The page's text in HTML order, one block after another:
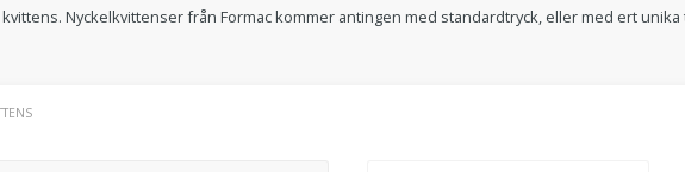
Nyckelkvittenser från Formac kommer antingen med standardtryck, eller med ert unika